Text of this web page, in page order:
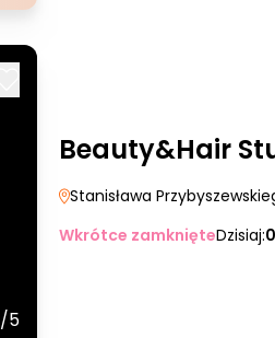
/5
Beauty&Hair
Stanisława
Wkrótce zamknięteDzisiaj: